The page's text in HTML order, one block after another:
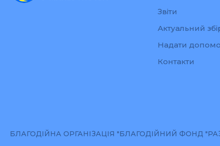
Звіти
Актуальний
Надати
Контакти
БЛАГОДІЙНА ОРГАНІЗАЦІЯ "БЛАГОДІЙНИЙ ФОНД